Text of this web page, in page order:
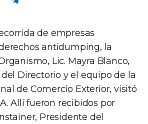
de empresas
antidumping, la
Lic. Mayra Blanco,
Directorio y el equipo de la
de Comercio Exterior, visitó
Allí fueron recibidos por
Presidente del